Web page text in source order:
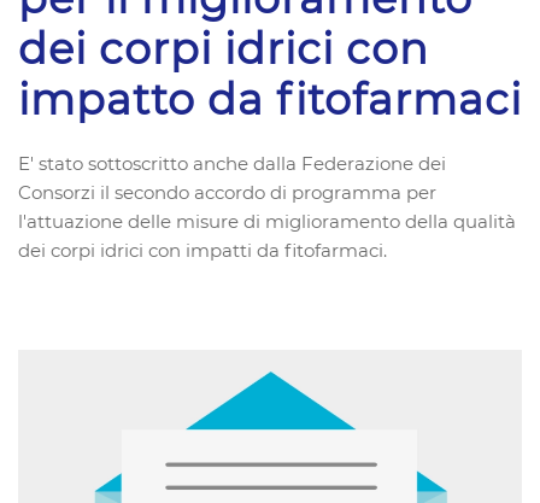
dei corpi idrici con
impatto da fitofarmaci
E' stato sottoscritto anche dalla Federazione dei
Consorzi il secondo accordo di programma per
l'attuazione delle misure di miglioramento della qualità
dei corpi idrici con impatti da fitofarmaci.